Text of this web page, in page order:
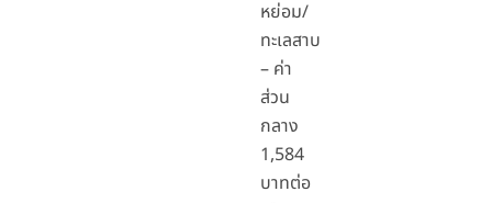
หย่อม/
ทะเลสาบ
– ค่า
ส่วน
กลาง
1,584
บาทต่อ